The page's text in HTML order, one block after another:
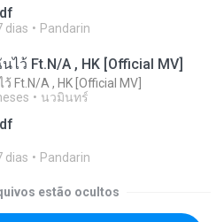
dias Pandarin
ไว้ Ft.N/A , HK [Official MV]
Ft.N/A , HK [Official MV]
นวมินทร์
dias Pandarin
estão ocultos